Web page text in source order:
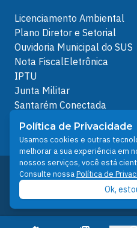
Licenciamento Ambiental
Plano Diretor e Setorial
Ouvidoria Municipal do SUS
Nota FiscalEletrônica
IPTU
Junta Militar
Santarém Conectada
Política de Privacidade
People illustrations by
Desenvolvido pelo
Tecnologia da Informação
Prefeitura de Santarém
Política de Privacidade
Usamos cookies e outras
melhorar a sua experiência em
nossos serviços, você está
Consulte nossaPolítica de
Ok,